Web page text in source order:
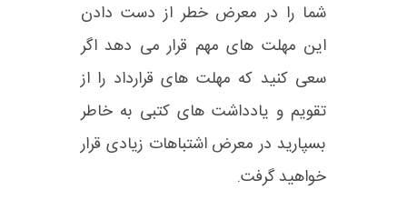
شما را در معرض خطر از دست دادن
این مهلت های مهم قرار می دهد اگر
سعی کنید که مهلت های قرارداد را از
تقویم و یادداشت های کتبی به خاطر
بسپارید در معرض اشتباهات زیادی قرار
خواهید گرفت.